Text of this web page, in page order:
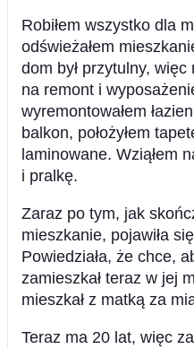
Robiłem wszystko dla
odświeżałem
dom był przytulny, więc
na remont i
wyremontowałem
balkon, położyłem
laminowane. Wziąłem
i pralkę.
Zaraz po tym, jak
mieszkanie, pojawiła
Powiedziała, że chce,
zamieszkał teraz w jej
mieszkał z matką za
Teraz ma 20 lat, więc